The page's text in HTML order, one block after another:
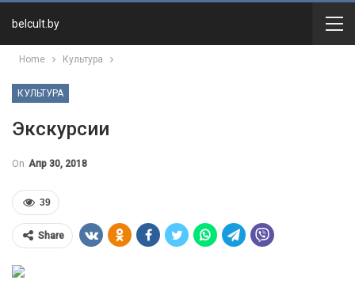
belcult.by
Home Культура
КУЛЬТУРА
Экскурсии
On Апр 30, 2018
39
Share